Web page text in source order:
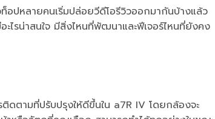
ปหลายคนเริ่มปล่อยวีดีโอรีวิวออกมากันบ้างแล้ว
ไรน่าสนใจ มีสิ่งไหนที่พัฒนาและฟีเจอร์ไหนที่ยังคง
ดตามที่ปรับปรุงให้ดีขึ้นใน a7R IV โดยกล้องจะ